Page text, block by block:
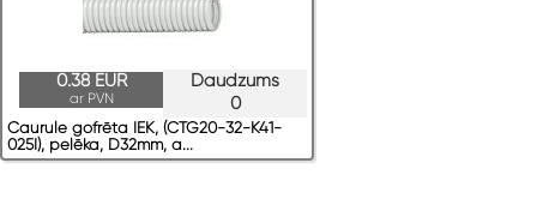
Daudzums
0
0.38 EUR
ar PVN
Caurule gofrēta IEK, (CTG20-32-K41-
025I), pelēka, D32mm, a...